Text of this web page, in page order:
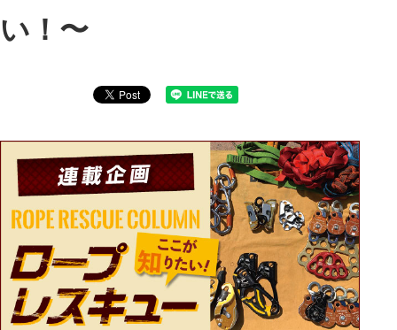
い！〜